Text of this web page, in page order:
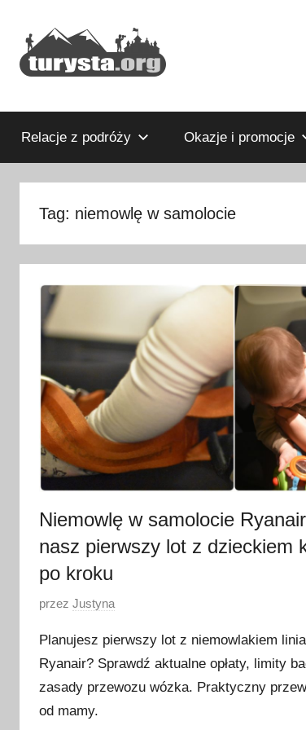
treści
Turysta.org
blog
podróżniczy
Relacje z podróży Okazje i promocje
Tag: niemowlę w samolocie
Niemowlę w samolocie
nasz pierwszy lot z dzieckiem
po kroku
O
u
b
l
i
przez Justyna
Planujesz pierwszy lot z niemowlakiem
Ryanair? Sprawdź aktualne opłaty, limity
zasady przewozu wózka. Praktyczny
od mamy.